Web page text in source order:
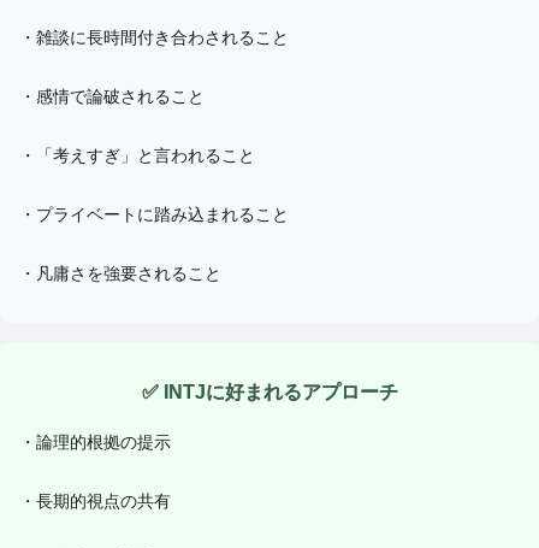
・ 雑談に長時間付き合わされること
・ 感情で論破されること
・ 「考えすぎ」と言われること
・ プライベートに踏み込まれること
・ 凡庸さを強要されること
✅ INTJに好まれるアプローチ
・ 論理的根拠の提示
・ 長期的視点の共有